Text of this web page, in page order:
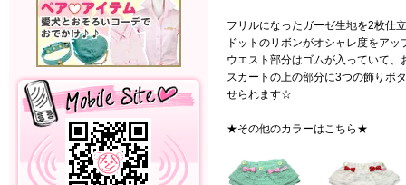
フリルになったガーゼ生地を2枚仕
ドットのリボンがオシャレ度をアッ
ウエスト部分はゴムが入っていて
スカートの上の部分に3つの飾りボ
せられます☆
★その他のカラーはこちら★